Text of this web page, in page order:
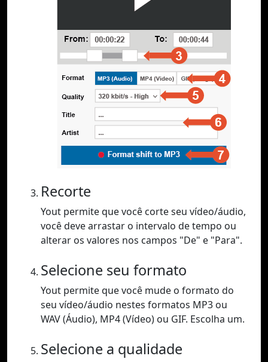
Recorte
Yout permite que você corte seu vídeo/áudio,
você deve arrastar o intervalo de tempo ou
alterar os valores nos campos "De" e "Para".
Selecione seu formato
Yout permite que você mude o formato do
seu vídeo/áudio nestes formatos MP3 ou
WAV (Áudio), MP4 (Vídeo) ou GIF. Escolha um.
Selecione a qualidade